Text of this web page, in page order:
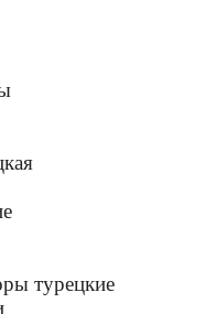
турецкие